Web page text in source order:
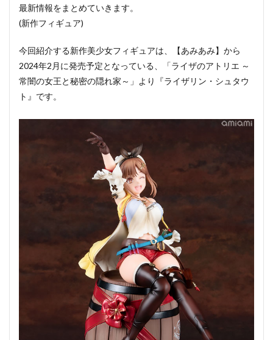
最新情報をまとめていきます。
(新作フィギュア)
今回紹介する新作美少女フィギュアは、【あみあみ】から
2024年2月に発売予定となっている、「ライザのアトリエ ～
常闇の女王と秘密の隠れ家～」より『ライザリン・シュタウ
ト』です。